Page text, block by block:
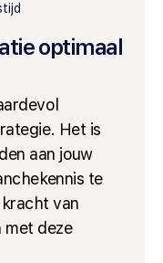
optimaal
Het is
aan jouw
te
van
deze